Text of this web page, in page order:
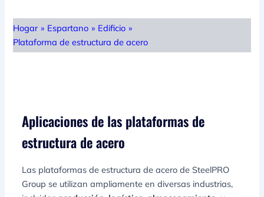
Hogar » Espartano » Edificio »
Plataforma de estructura de acero
Aplicaciones de las plataformas de
estructura de acero
Las plataformas de estructura de acero de SteelPRO
Group se utilizan ampliamente en diversas industrias,